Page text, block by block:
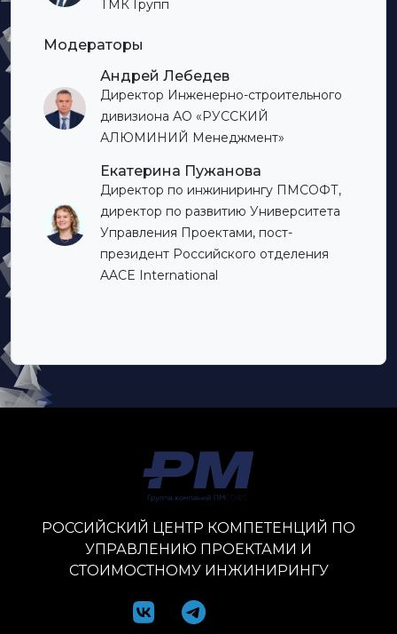
ТМК Групп
Модераторы
Андрей Лебедев
Директор Инженерно-строительного
дивизиона АО «РУССКИЙ
АЛЮМИНИЙ Менеджмент»
Екатерина Пужанова
Директор по инжинирингу ПМСОФТ,
директор по развитию Университета
Управления Проектами, пост-
президент Российского отделения
AACE International
РОССИЙСКИЙ ЦЕНТР КОМПЕТЕНЦИЙ ПО
УПРАВЛЕНИЮ ПРОЕКТАМИ И
СТОИМОСТНОМУ ИНЖИНИРИНГУ